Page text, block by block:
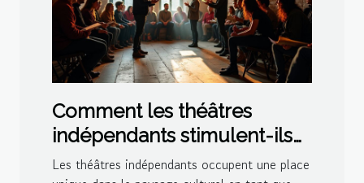
Comment les théâtres
indépendants stimulent-ils
la créativité culturelle ?
Les théâtres indépendants occupent une place